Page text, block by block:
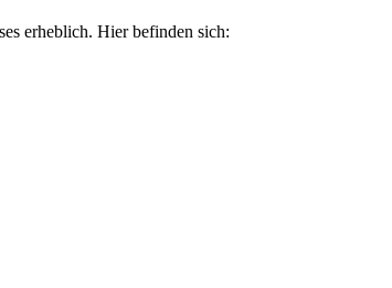
erheblich. Hier befinden sich: